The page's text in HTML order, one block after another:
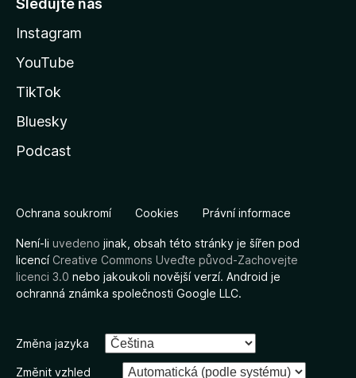
Sledujte nás
Instagram
YouTube
TikTok
Bluesky
Podcast
Ochrana soukromí Cookies Právní informace
Není-li uvedeno jinak, obsah této stránky je šířen pod
licencíCreative Commons Uveďte původ-Zachovejte
licenci 3.0 nebo jakoukoli novější verzí. Android je
ochranná známka společnosti Google LLC.
Změna jazyka
Změnit vzhled